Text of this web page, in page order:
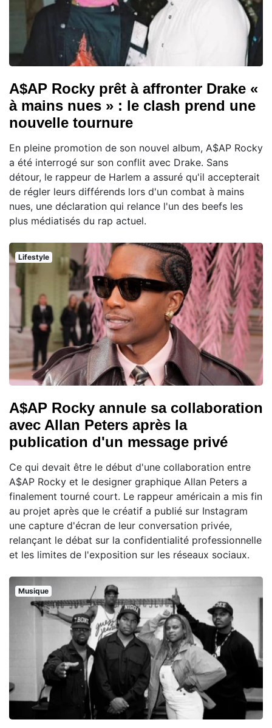
A$AP Rocky prêt à affronter Drake «
à mains nues » : le clash prend une
nouvelle tournure
En pleine promotion de son nouvel album, A$AP Rocky
a été interrogé sur son conflit avec Drake. Sans
détour, le rappeur de Harlem a assuré qu'il accepterait
de régler leurs différends lors d'un combat à mains
nues, une déclaration qui relance l'un des beefs les
plus médiatisés du rap actuel.
Lifestyle
A$AP Rocky annule sa collaboration
avec Allan Peters après la
publication d'un message privé
Ce qui devait être le début d'une collaboration entre
A$AP Rocky et le designer graphique Allan Peters a
finalement tourné court. Le rappeur américain a mis fin
au projet après que le créatif a publié sur Instagram
une capture d'écran de leur conversation privée,
relançant le débat sur la confidentialité professionnelle
et les limites de l'exposition sur les réseaux sociaux.
Musique